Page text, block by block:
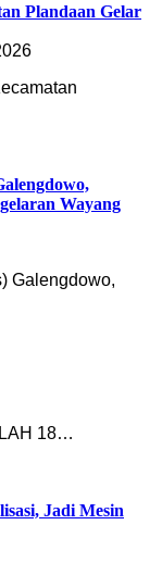
Plandaan Gelar
Wayang
Galengdowo,
18…
Jadi Mesin